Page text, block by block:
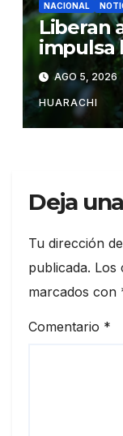
NACIONAL
Liberan
impulsa
tigre del
AGO 5, 2026
HUARACHI
Deja
Tu dirección
publicada. Los
marcados con
Comentario *